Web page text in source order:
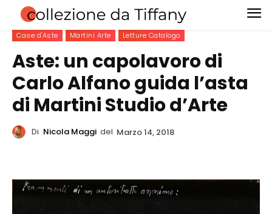
Case d'Aste Martini Arte Letture Catalogo
Aste: un capolavoro di
Carlo Alfano guida l’asta
di Martini Studio d’Arte
Di Nicola Maggi del Marzo 14, 2018